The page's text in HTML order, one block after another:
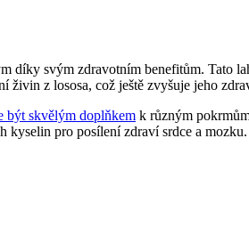
svým zdravotním benefitům. Tato
živin z lososa, což ještě zvyšuje jeho
být skvělým doplňkem k různým
kyselin pro posílení zdraví srdce a mozku.